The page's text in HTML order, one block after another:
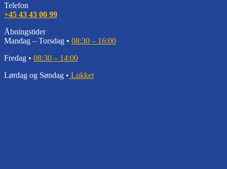
Telefon
+45 43 43 00 99
Åbningstider
Mandag – Torsdag • 08:30 – 16:00
Fredag • 08:30 – 14:00
Lørdag og Søndag • Lukket